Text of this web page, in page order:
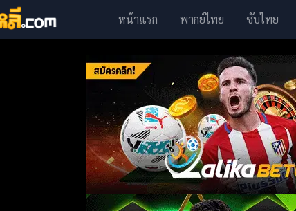
หน้าแรก พากย์ไทย ซับไทย